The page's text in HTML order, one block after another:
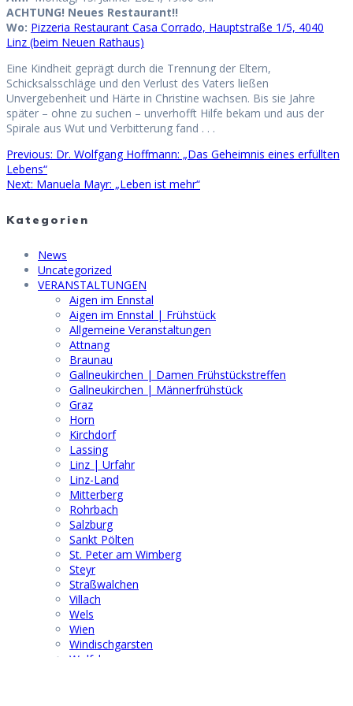
ACHTUNG! Neues Restaurant!!
Wo: Pizzeria Restaurant Casa Corrado, Hauptstraße 1/5, 4040
Linz (beim Neuen Rathaus)
Eine Kindheit geprägt durch die Trennung der Eltern,
Schicksalsschläge und den Verlust des Vaters ließen
Unvergebenheit und Härte in Christine wachsen. Bis sie Jahre
später – ohne zu suchen – unverhofft Hilfe bekam und aus der
Spirale aus Wut und Verbitterung fand . . .
Beitragsnavigation
Previous: Previous
Dr. Wolfgang Hoffmann: „Das Geheimnis eines erfüllten
Lebens“
Next: Next
Manuela Mayr: „Leben ist mehr“
Kategorien
News
Uncategorized
VERANSTALTUNGEN
Aigen im Ennstal
Aigen im Ennstal | Frühstück
Allgemeine Veranstaltungen
Attnang
Braunau
Gallneukirchen | Damen Frühstückstreffen
Gallneukirchen | Männerfrühstück
Graz
Horn
Kirchdorf
Lassing
Linz | Urfahr
Linz-Land
Mitterberg
Rohrbach
Salzburg
Sankt Pölten
St. Peter am Wimberg
Steyr
Straßwalchen
Villach
Wels
Wien
Windischgarsten
Wolfsberg